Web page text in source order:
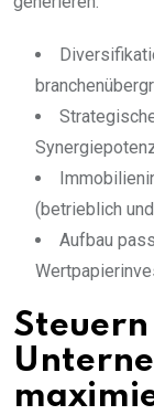
(betrieblich
Aufbau